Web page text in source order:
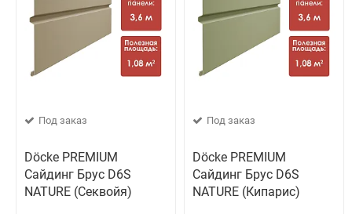
Под заказ
Döcke PREMIUM
Сайдинг Брус D6S
NATURE (Секвойя)
Под заказ
Döcke PREMIUM
Сайдинг Брус D6S
NATURE (Кипарис)